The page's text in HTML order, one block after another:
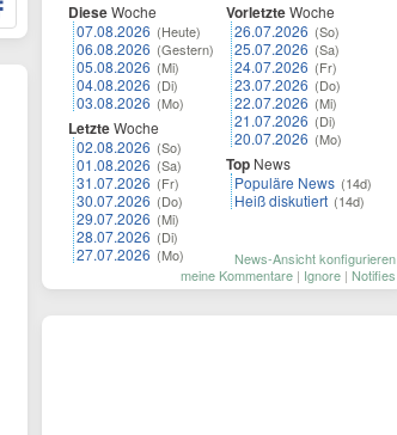
DieseWoche
07.08.2026 (Heute)
06.08.2026 (Gestern)
05.08.2026 (Mi)
04.08.2026 (Di)
03.08.2026 (Mo)
LetzteWoche
02.08.2026 (So)
01.08.2026 (Sa)
31.07.2026 (Fr)
30.07.2026 (Do)
29.07.2026 (Mi)
28.07.2026 (Di)
27.07.2026 (Mo)
VorletzteWoche
26.07.2026 (So)
25.07.2026 (Sa)
24.07.2026 (Fr)
23.07.2026 (Do)
22.07.2026 (Mi)
21.07.2026 (Di)
20.07.2026 (Mo)
Top News
Populäre News (14d)
Heiß diskutiert (14d)
News-Ansicht konfigurieren
meine Kommentare | Ignore | Notifies